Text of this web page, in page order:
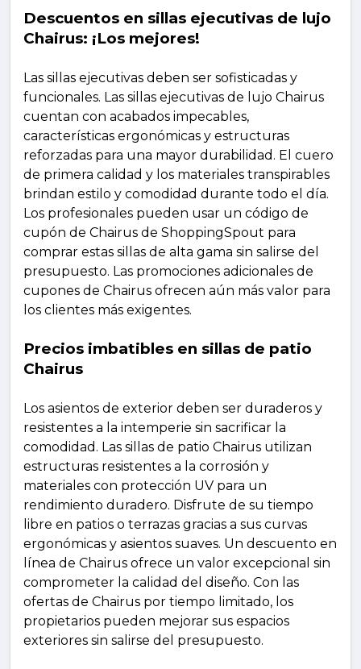
Descuentos en sillas ejecutivas de lujo
Chairus: ¡Los mejores!
Las sillas ejecutivas deben ser sofisticadas y
funcionales. Las sillas ejecutivas de lujo Chairus
cuentan con acabados impecables,
características ergonómicas y estructuras
reforzadas para una mayor durabilidad. El cuero
de primera calidad y los materiales transpirables
brindan estilo y comodidad durante todo el día.
Los profesionales pueden usar un código de
cupón de Chairus de ShoppingSpout para
comprar estas sillas de alta gama sin salirse del
presupuesto. Las promociones adicionales de
cupones de Chairus ofrecen aún más valor para
los clientes más exigentes.
Precios imbatibles en sillas de patio
Chairus
Los asientos de exterior deben ser duraderos y
resistentes a la intemperie sin sacrificar la
comodidad. Las sillas de patio Chairus utilizan
estructuras resistentes a la corrosión y
materiales con protección UV para un
rendimiento duradero. Disfrute de su tiempo
libre en patios o terrazas gracias a sus curvas
ergonómicas y asientos suaves. Un descuento en
línea de Chairus ofrece un valor excepcional sin
comprometer la calidad del diseño. Con las
ofertas de Chairus por tiempo limitado, los
propietarios pueden mejorar sus espacios
exteriores sin salirse del presupuesto.